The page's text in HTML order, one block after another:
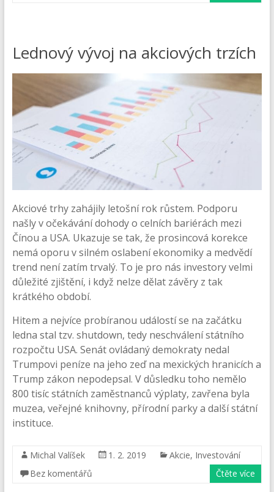
Lednový vývoj na akciových trzích
Akciové trhy zahájily letošní rok růstem. Podporu
našly v očekávání dohody o celních bariérách mezi
Čínou a USA. Ukazuje se tak, že prosincová korekce
nemá oporu v silném oslabení ekonomiky a medvědí
trend není zatím trvalý. To je pro nás investory velmi
důležité zjištění, i když nelze dělat závěry z tak
krátkého období.
Hitem a nejvíce probíranou událostí se na začátku
ledna stal tzv. shutdown, tedy neschválení státního
rozpočtu USA. Senát ovládaný demokraty nedal
Trumpovi peníze na jeho zeď na mexických hranicích a
Trump zákon nepodepsal. V důsledku toho nemělo
800 tisíc státních zaměstnanců výplaty, zavřena byla
muzea, veřejné knihovny, přírodní parky a další státní
instituce.
Michal Valíšek 1. 2. 2019 Akcie, Investování
Bez komentářů
Čtěte více